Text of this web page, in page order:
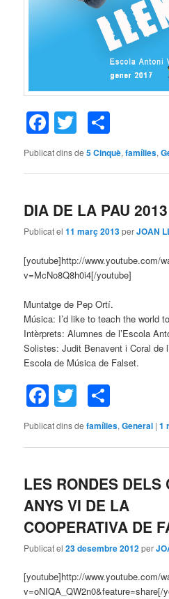
Facebook
Twitter
Publicat dins de 5 Cinquè,famílies,
DIA DE LA PAU 2013
Publicat el11 març 2013perJOAN
[youtube]http://www.youtube.com/
v=McNo8Q8h0i4[/youtube]
Muntatge de Pep Ortí.
Música: I’d like to teach the world
Intèrprets: Alumnes de l’Escola
Solistes: Judit Benavent i Coral de
Escola de Música de Falset.
Facebook
Twitter
Publicat dins de famílies,General |1
LES RONDES DELS
ANYS VI DE LA
COOPERATIVA DE
Publicat el23 desembre 2012per
[youtube]http://www.youtube.com/
v=oNIQA_QW2n0&feature=share[/